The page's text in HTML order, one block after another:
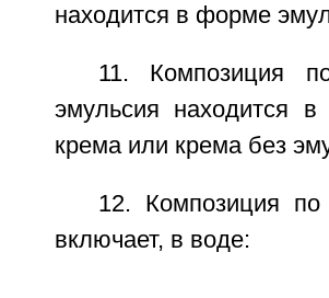
находится в форме
11. Композиция
эмульсия находится
крема или крема без
12. Композиция
включает, в воде: